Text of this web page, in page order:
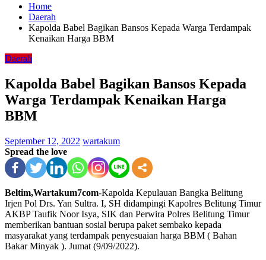
Home
Daerah
Kapolda Babel Bagikan Bansos Kepada Warga Terdampak
Kenaikan Harga BBM
Daerah
Kapolda Babel Bagikan Bansos Kepada
Warga Terdampak Kenaikan Harga
BBM
September 12, 2022 wartakum
Spread the love
Beltim,Wartakum7com-Kapolda Kepulauan Bangka Belitung
Irjen Pol Drs. Yan Sultra. I, SH didampingi Kapolres Belitung Timur
AKBP Taufik Noor Isya, SIK dan Perwira Polres Belitung Timur
memberikan bantuan sosial berupa paket sembako kepada
masyarakat yang terdampak penyesuaian harga BBM ( Bahan
Bakar Minyak ). Jumat (9/09/2022).